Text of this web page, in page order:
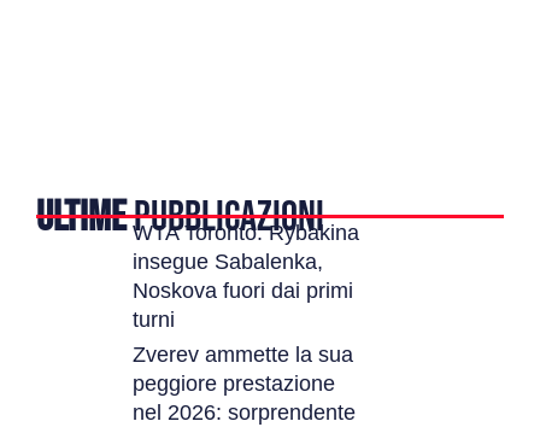
ULTIMEPUBBLICAZIONI
WTA Toronto: Rybakina
insegue Sabalenka,
Noskova fuori dai primi
turni
Zverev ammette la sua
peggiore prestazione
nel 2026: sorprendente